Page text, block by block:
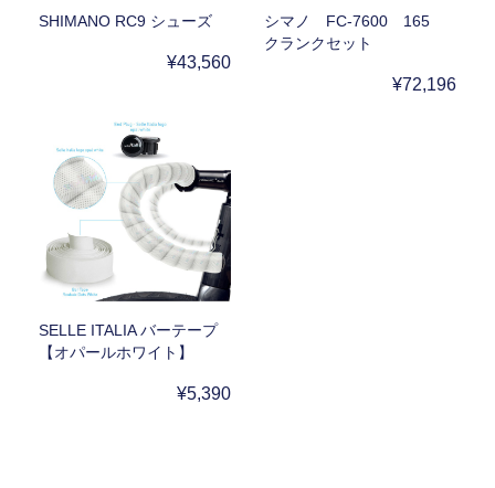
SHIMANO RC9 シューズ
¥43,560
シマノ FC-7600 165
クランクセット
¥72,196
SELLE ITALIA バーテープ
【オパールホワイト】
¥5,390